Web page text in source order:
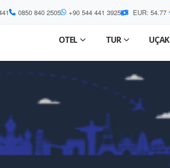
0850 840 2505 +90 544 441 3925 EUR: 54.77
OTEL TUR UÇAK